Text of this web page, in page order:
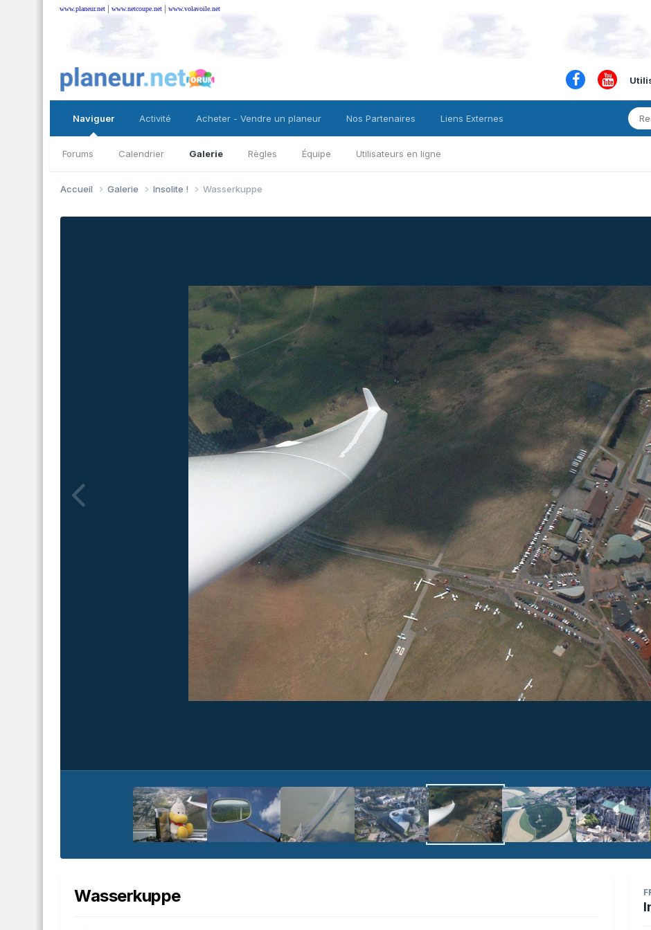
www.planeur.net | www.netcoupe.net | www.volavoile.net
Naviguer
Forums Calendrier Galerie Règles Équipe Utilisateurs en ligne
Activité Acheter - Vendre un planeur Nos Partenaires Liens Externes
Accueil Galerie Insolite ! Wasserkuppe
Wasserkuppe